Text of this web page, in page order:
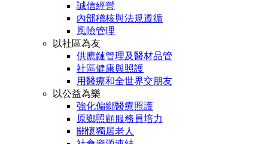
誠信經營
內部稽核與法規遵循
風險管理
以社區為友
供應鏈管理及醫材品管
社區健康與照護
用醫療和全世界交朋友
以公益為樂
強化偏鄉醫療照護
原鄉照顧服務員培力
關懷獨居老人